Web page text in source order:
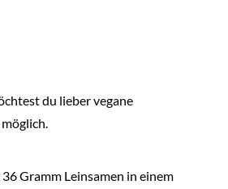
du lieber vegane
Gramm Leinsamen in einem